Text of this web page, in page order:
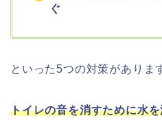
ぐ
といった5つの対策がありま
トイレの音を消すために水